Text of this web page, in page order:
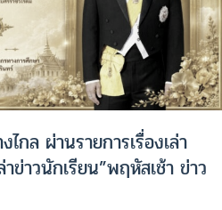
กล ผ่านรายการเรื่องเล่า
าข่าวนักเรียน”พฤหัสเช้า ข่าว